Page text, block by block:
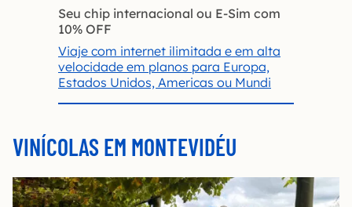
Seu chip internacional ou E-Sim com
10% OFF
Viaje com internet ilimitada e em alta
velocidade em planos para Europa,
Estados Unidos, Americas ou Mundi
VINÍCOLAS EM MONTEVIDÉU